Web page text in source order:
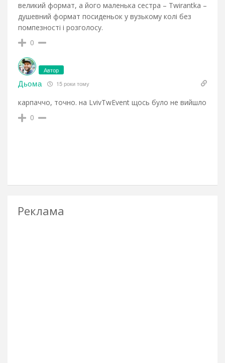
великий формат, а його маленька сестра – Twirantka –
душевний формат посиденьок у вузькому колі без
помпезності і розголосу.
0
Автор
Дьома 15 роки тому
карпаччо, точно. на LvivTwEvent щось було не вийшло
0
Реклама